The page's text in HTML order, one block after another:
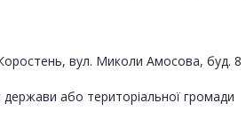
вул. Миколи Амосова, буд. 8
або територіальної громади